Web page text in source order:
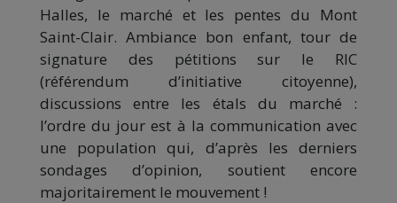
Halles, le marché et les pentes du Mont
Saint-Clair. Ambiance bon enfant, tour de
signature des pétitions sur le RIC
(référendum d’initiative citoyenne),
discussions entre les étals du marché :
l’ordre du jour est à la communication avec
une population qui, d’après les derniers
sondages d’opinion, soutient encore
majoritairement le mouvement !